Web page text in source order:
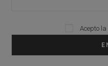
Acepto la